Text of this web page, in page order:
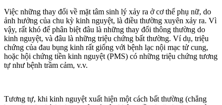
Việc những thay đổi về mặt tâm sinh lý xảy ra ở cơ thể phụ nữ, do
ảnh hưởng của chu kỳ kinh nguyệt, là điều thường xuyên xảy ra. Vì
vậy, rất khó để phân biệt đâu là những thay đổi thông thường do
kinh nguyệt, và đâu là những triệu chứng bất thường. Ví dụ, triệu
chứng của đau bụng kinh rất giống với bệnh lạc nội mạc tử cung,
hoặc hội chứng tiền kinh nguyệt (PMS) có những triệu chứng tương
tự như bệnh trầm cảm, v.v.
Tương tự, khi kinh nguyệt xuất hiện một cách bất thường (chẳng